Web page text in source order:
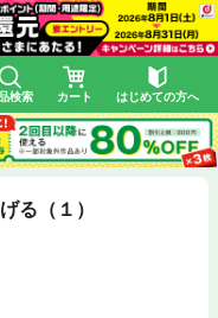
検索 カート はじめての方へ
る（１）